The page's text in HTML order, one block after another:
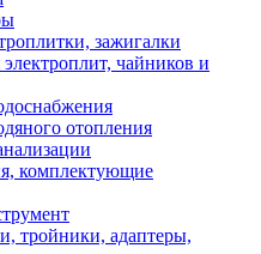
зажигалки
чайников и
отопления
комплектующие
тройники, адаптеры,